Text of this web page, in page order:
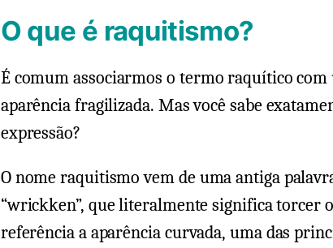
O que é raquitismo?
É comum associarmos o termo raquítico com
aparência fragilizada. Mas você sabe
expressão?
O nome raquitismo vem de uma antiga
“wrickken”, que literalmente significa torcer
referência a aparência curvada, uma das